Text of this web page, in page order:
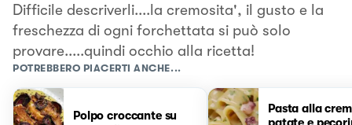
Difficile descriverli....la cremosita', il gusto e la
freschezza di ogni forchettata si può solo
provare.....quindi occhio alla ricetta!
POTREBBERO PIACERTI ANCHE...
Polpo croccante su
Pasta alla